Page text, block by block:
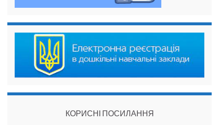
КОРИСНІ ПОСИЛАННЯ